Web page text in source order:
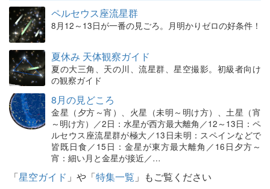
ペルセウス座流星群
8月12～13日が一番の見ごろ。月明かりゼロの好条件！
夏休み 天体観察ガイド
夏の大三角、天の川、流星群、星空撮影。初級者向け
の観察ガイド
8月の見どころ
金星（夕方～宵）、火星（未明～明け方）、土星（宵
～明け方）／2日：水星が西方最大離角／12～13日：ペ
ルセウス座流星群が極大／13日未明：スペインなどで
皆既日食／15日：金星が東方最大離角／16日夕方～
宵：細い月と金星が接近／…
「星空ガイド 」や「特集一覧 」もご覧ください